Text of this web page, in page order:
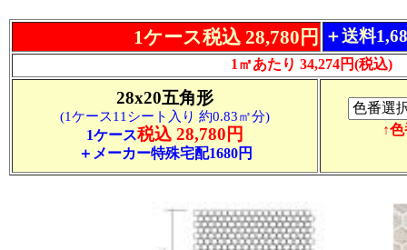
1ケース税込 28,780円 ＋送料
1㎡あたり 34,274円(税込)
28x20五角形
(1ケース11シート入り 約0.83㎡分)
1ケース税込 28,780円
＋メーカー特殊宅配1680円
↑